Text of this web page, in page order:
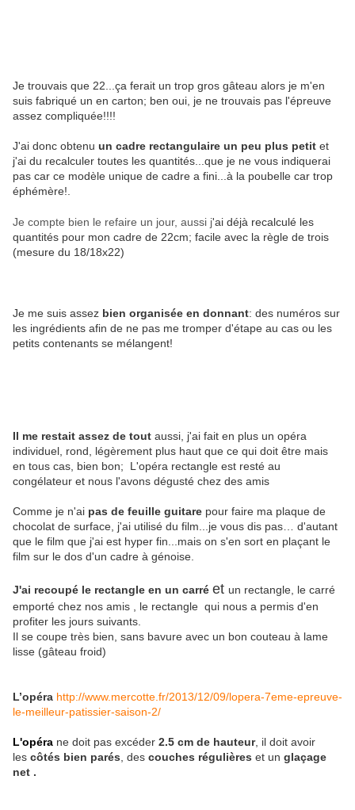
Je trouvais que 22...ça ferait un trop gros gâteau alors je m'en
suis fabriqué un en carton; ben oui, je ne trouvais pas l'épreuve
assez compliquée!!!!
J'ai donc obtenu un cadre rectangulaire un peu plus petit et
j'ai du recalculer toutes les quantités...que je ne vous indiquerai
pas car ce modèle unique de cadre a fini...à la poubelle car trop
éphémère!.
Je compte bien le refaire un jour, aussi j'ai déjà recalculé les
quantités pour mon cadre de 22cm; facile avec la règle de trois
(mesure du 18/18x22)
Je me suis assez bien organisée en donnant: des numéros sur
les ingrédients afin de ne pas me tromper d'étape au cas ou les
petits contenants se mélangent!
Il me restait assez de tout aussi, j'ai fait en plus un opéra
individuel, rond, légèrement plus haut que ce qui doit être mais
en tous cas, bien bon; L'opéra rectangle est resté au
congélateur et nous l'avons dégusté chez des amis
Comme je n'ai pas de feuille guitare pour faire ma plaque de
chocolat de surface, j'ai utilisé du film...je vous dis pas… d'autant
que le film que j'ai est hyper fin...mais on s'en sort en plaçant le
film sur le dos d'un cadre à génoise.
J'ai recoupé le rectangle en un carré et un rectangle, le carré
emporté chez nos amis , le rectangle qui nous a permis d'en
profiter les jours suivants.
Il se coupe très bien, sans bavure avec un bon couteau à lame
lisse (gâteau froid)
L’opéra http://www.mercotte.fr/2013/12/09/lopera-7eme-epreuve-
le-meilleur-patissier-saison-2/
L'opéra ne doit pas excéder 2.5 cm de hauteur, il doit avoir
les côtés bien parés , des couches régulières et un glaçage
net .